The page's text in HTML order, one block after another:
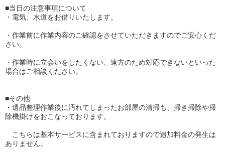
■当日の注意事項について
・電気、水道をお借りいたします。
・作業前に作業内容のご確認をさせていただきますのでご安心くだ
さい。
・作業時に立会いをしたくない、遠方のため対応できないといった
場合はご相談ください。
■その他
・遺品整理作業後に汚れてしまったお部屋の清掃も、掃き掃除や掃
除機掛けをおこなっております。
こちらは基本サービスに含まれておりますので追加料金の発生は
ありません。